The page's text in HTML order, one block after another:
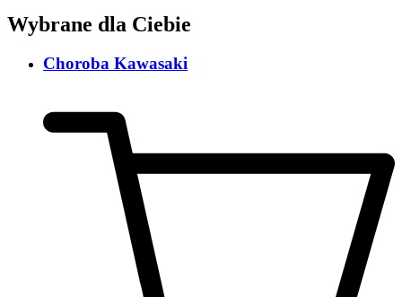
Wybrane dla Ciebie
Choroba Kawasaki